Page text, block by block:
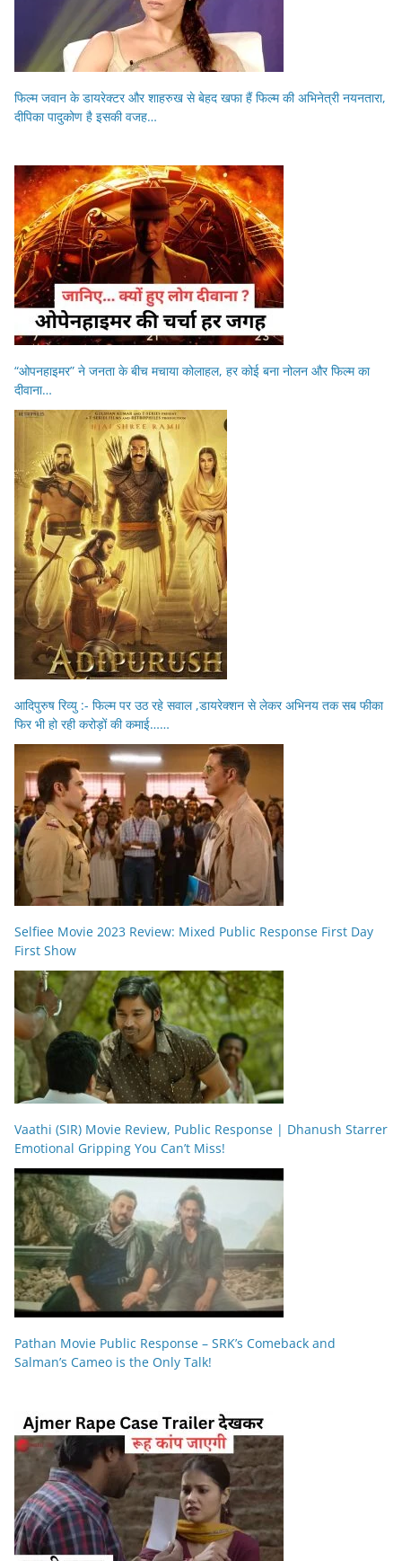
फिल्म जवान के डायरेक्टर और शाहरुख से बेहद खफा हैं फिल्म की अभिनेत्री नयनतारा,
दीपिका पादुकोण है इसकी वजह…
“ओपनहाइमर” ने जनता के बीच मचाया कोलाहल, हर कोई बना नोलन और फिल्म का
दीवाना…
आदिपुरुष रिव्यु :- फिल्म पर उठ रहे सवाल ,डायरेक्शन से लेकर अभिनय तक सब फीका
फिर भी हो रही करोड़ों की कमाई……
Selfiee Movie 2023 Review: Mixed Public Response First Day
First Show
Vaathi (SIR) Movie Review, Public Response | Dhanush Starrer
Emotional Gripping You Can’t Miss!
Pathan Movie Public Response – SRK’s Comeback and
Salman’s Cameo is the Only Talk!